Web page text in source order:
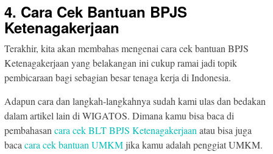
4. Cara Cek Bantuan BPJS
Ketenagakerjaan
Terakhir, kita akan membahas mengenai cara cek bantuan BPJS
Ketenagakerjaan yang belakangan ini cukup ramai jadi topik
pembicaraan bagi sebagian besar tenaga kerja di Indonesia.
Adapun cara dan langkah-langkahnya sudah kami ulas dan bedakan
dalam artikel lain di WIGATOS. Dimana kamu bisa baca di
pembahasan cara cek BLT BPJS Ketenagakerjaan atau bisa juga
baca cara cek bantuan UMKM jika kamu adalah penggiat UMKM.